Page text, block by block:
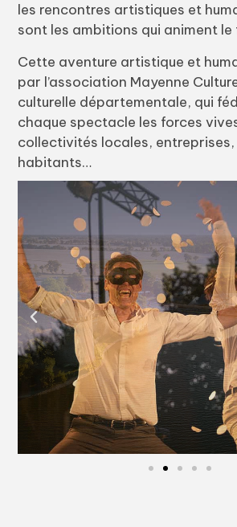
les rencontres artistiques et
sont les ambitions qui animent le
Cette aventure artistique et
par l’association Mayenne
culturelle départementale, qui
chaque spectacle les forces
collectivités locales,
habitants…